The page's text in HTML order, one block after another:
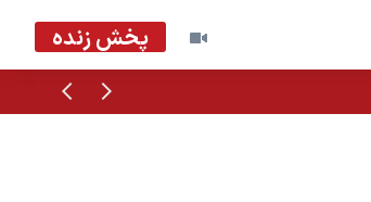
پخش زنده
قبلی